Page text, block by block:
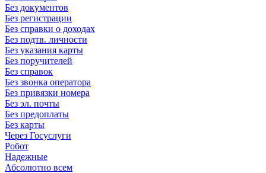
Без документов
Без регистрации
Без справки о доходах
Без подтв. личности
Без указания карты
Без поручителей
Без справок
Без звонка оператора
Без привязки номера
Без эл. почты
Без предоплаты
Без карты
Через Госуслуги
Робот
Надежные
Абсолютно всем